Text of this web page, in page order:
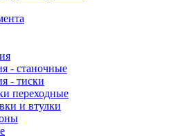
- станочные
- тиски
переходные
и втулки